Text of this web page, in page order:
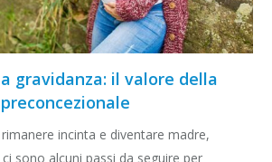
gravidanza: il valore della
incinta e diventare madre,
sono alcuni passi da seguire per